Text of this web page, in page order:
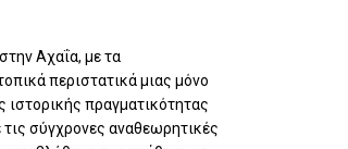
Αχαΐα, με τα
περιστατικά μιας μόνο
πραγματικότητας
σύγχρονες αναθεωρητικές